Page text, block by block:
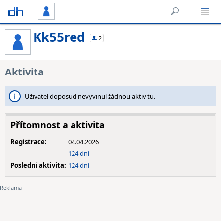
Kk55red 2
Aktivita
Uživatel doposud nevyvinul žádnou aktivitu.
Přítomnost a aktivita
Registrace:
04.04.2026
124 dní
Poslední aktivita: 124 dní